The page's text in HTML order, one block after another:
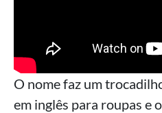
O nome faz um
em inglês para roupas e